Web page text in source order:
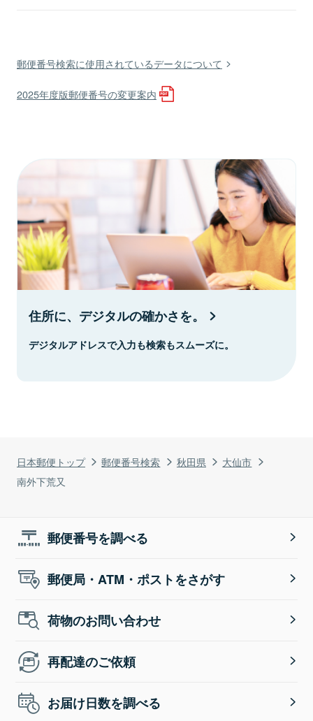
日本郵便トップ 郵便番号検索 秋田県
大仙市
南外下荒又
郵便番号検索に使用されているデータについて
2025年度版郵便番号の変更案内
住所に、デジタルの確かさを。
デジタルアドレスで入力も検索もスムーズに。
郵便番号を調べる
郵便局・ATM・ポストをさがす
荷物のお問い合わせ
再配達のご依頼
お届け日数を調べる